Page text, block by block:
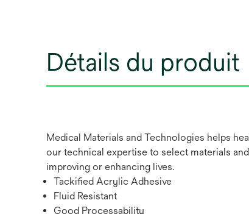
Détails du produit
Medical Materials and Technologies helps
our technical expertise to select materials
improving or enhancing lives.
Tackified Acrylic Adhesive
Fluid Resistant
Good Processability